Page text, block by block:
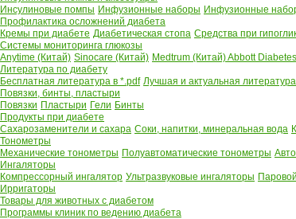
Инсулиновые помпы Инфузионные наборы Инфузионные
Профилактика осложнений диабета
Кремы при диабете Диабетическая стопа Средства при
Системы мониторинга глюкозы
Anytime (Китай) Sinocare (Китай) Medtrum (Китай)Abbott
Литература по диабету
Бесплатная литература в *.pdf Лучшая и актуальная
Повязки, бинты, пластыри
Повязки Пластыри Гели Бинты
Продукты при диабете
Сахарозаменители и сахара Соки, напитки, минеральная вода
Тонометры
Механические тонометры Полуавтоматические тонометры
Ингаляторы
Компрессорный ингалятор Ультразвуковые ингаляторы
Ирригаторы
Товары для животных с диабетом
Программы клиник по ведению диабета